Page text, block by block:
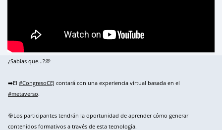
¿Sabías que...?💭
➡️El #CongresoCEJ contará con una experiencia virtual basada en el
#metaverso.
🎯Los participantes tendrán la oportunidad de aprender cómo generar
contenidos formativos a través de esta tecnología.